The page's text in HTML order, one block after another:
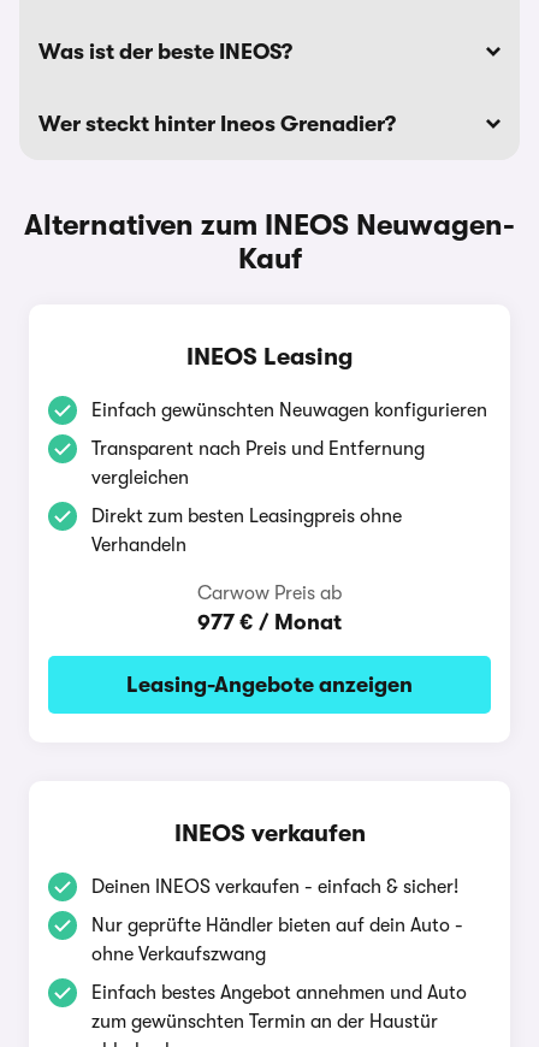
Was ist der beste INEOS?
Wer steckt hinter Ineos Grenadier?
Alternativen zum INEOS Neuwagen-
Kauf
INEOS Leasing
Einfach gewünschten Neuwagen konfigurieren
Transparent nach Preis und Entfernung
vergleichen
Direkt zum besten Leasingpreis ohne
Verhandeln
Carwow Preis ab
977 € / Monat
Leasing-Angebote anzeigen
INEOS verkaufen
Deinen INEOS verkaufen - einfach & sicher!
Nur geprüfte Händler bieten auf dein Auto -
ohne Verkaufszwang
Einfach bestes Angebot annehmen und Auto
zum gewünschten Termin an der Haustür